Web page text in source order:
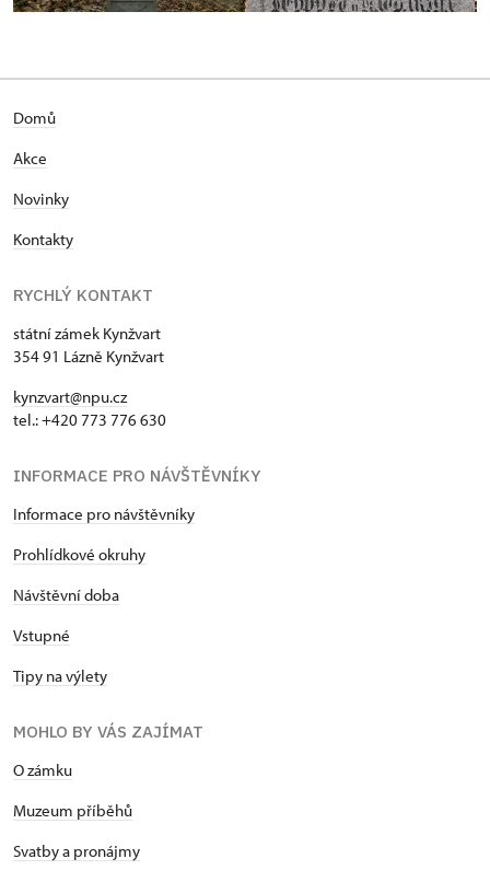
Domů
Akce
Novinky
Kontakty
RYCHLÝ KONTAKT
státní zámek Kynžvart
354 91 Lázně Kynžvart
kynzvart@npu.cz
tel.: +420 773 776 630
INFORMACE PRO NÁVŠTĚVNÍKY
Informace pro návštěvníky
Prohlídkové okruhy
Návštěvní doba
Vstupné
Tipy na výlety
MOHLO BY VÁS ZAJÍMAT
O zámku
Muzeum příběhů
Svatby a pronájmy